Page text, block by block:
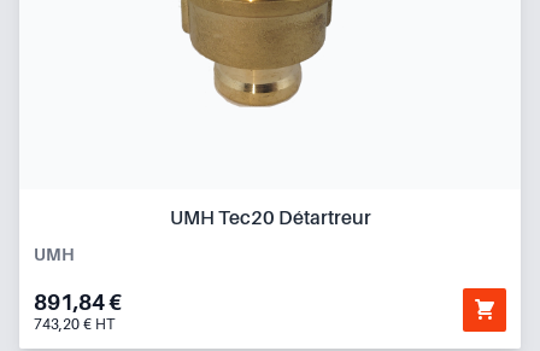
UMH Tec20 Détartreur
UMH
891,84 €
743,20 € HT